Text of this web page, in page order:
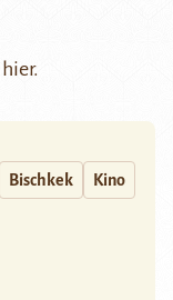
hier.
Bischkek Kino